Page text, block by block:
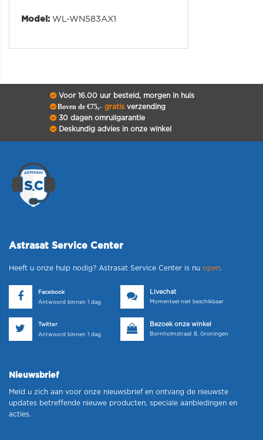
Model: WL-WN583AX1
Voor 16.00 uur besteld, morgen in huis
Boven de €75,- gratisverzending
30 dagen omruilgarantie
Deskundig advies in onze winkel
Astrasat Service Center
Heeft u onze hulp nodig? Astrasat Service Center is nu open.
Facebook
Antwoord binnen 1 dag
Livechat
Momenteel niet beschikbaar
Twitter
Antwoord binnen 1 dag
Bezoek onze winkel
Bornholmstraat 8, Groningen
Nieuwsbrief
Meld u zich aan voor onze nieuwsbrief en ontvang de nieuwste
updates betreffende nieuwe producten, speciale aanbiedingen en
acties.